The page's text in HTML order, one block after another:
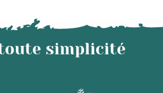
simplicité